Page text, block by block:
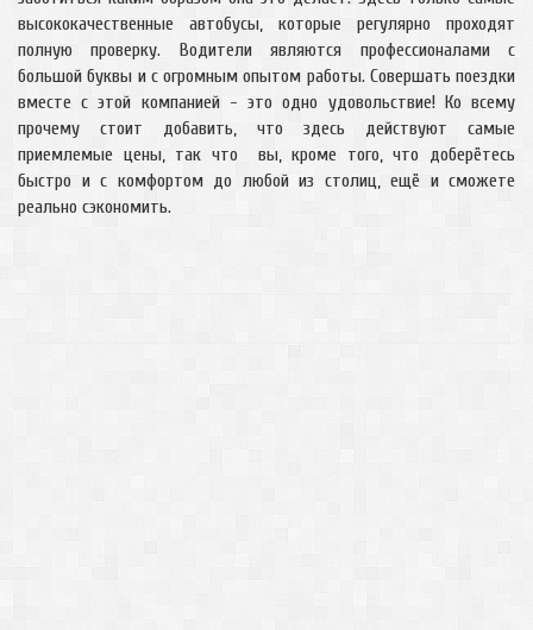
высококачественные автобусы, которые регулярно проходят
полную проверку. Водители являются профессионалами с
большой буквы и с огромным опытом работы. Совершать поездки
вместе с этой компанией - это одно удовольствие! Ко всему
прочему стоит добавить, что здесь действуют самые
приемлемые цены, так что вы, кроме того, что доберётесь
быстро и с комфортом до любой из столиц, ещё и сможете
реально сэкономить.